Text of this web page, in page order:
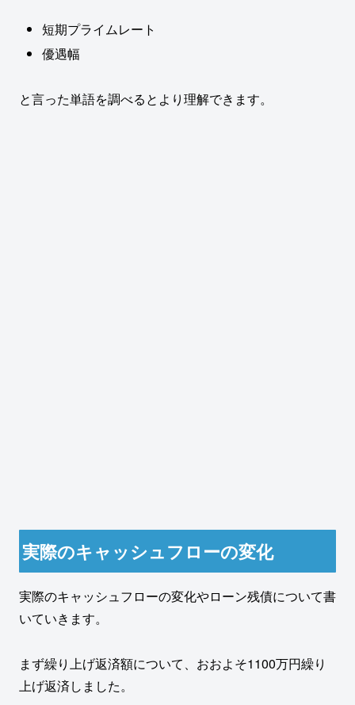
短期プライムレート
優遇幅
と言った単語を調べるとより理解できます。
実際のキャッシュフローの変化
実際のキャッシュフローの変化やローン残債について書
いていきます。
まず繰り上げ返済額について、おおよそ1100万円繰り
上げ返済しました。